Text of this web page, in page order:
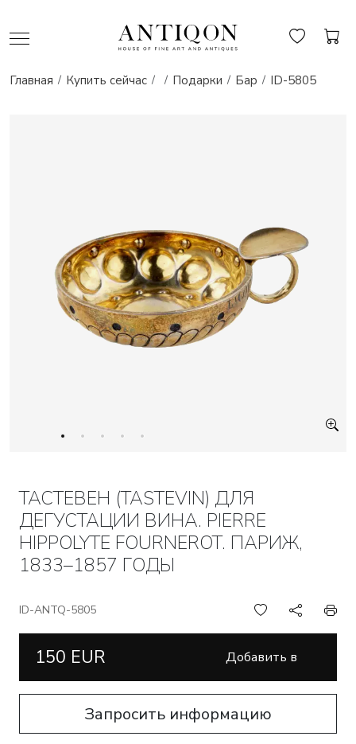
Главная Купить сейчас Подарки Бар ID-5805
ТАСТЕВЕН (TASTEVIN) ДЛЯ
ДЕГУСТАЦИИ ВИНА. PIERRE
HIPPOLYTE FOURNEROT. ПАРИЖ,
1833–1857 ГОДЫ
ID-ANTQ-5805
150 EUR Добавить в
корзину
Запросить информацию